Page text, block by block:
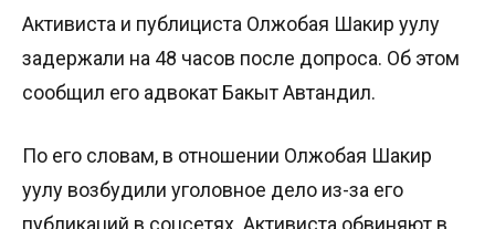
Активиста и публициста Олжобая Шакир уулу
задержали на 48 часов после допроса. Об этом
сообщил его адвокат Бакыт Автандил.
По его словам, в отношении Олжобая Шакир
уулу возбудили уголовное дело из-за его
публикаций в соцсетях. Активиста обвиняют в